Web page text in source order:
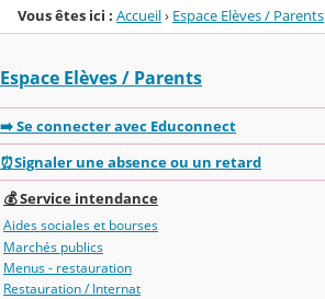
Vous êtes ici : Accueil› Espace Elèves / Parents
Espace Elèves / Parents
➡️ Se connecter avec Educonnect
⏰Signaler une absence ou un retard
💰 Service intendance
Aides sociales et bourses
Marchés publics
Menus - restauration
Restauration / Internat